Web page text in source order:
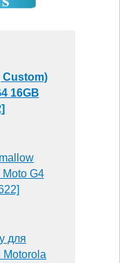
Custom)
16GB
G4
для